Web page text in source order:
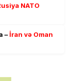
NATO
–İran və Oman